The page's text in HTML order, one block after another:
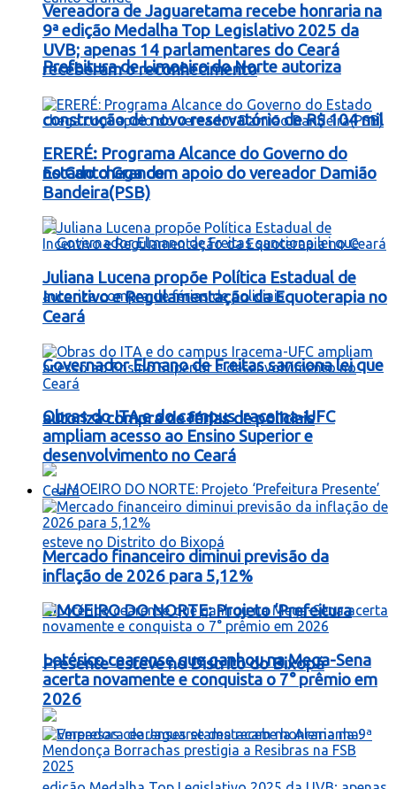
Prefeitura de Limoeiro do Norte autoriza
construção de novo reservatório de R$ 104 mil
no Canto Grande
Governador Elmano de Freitas sanciona lei que
autoriza compra de férias de policiais
LIMOEIRO DO NORTE: Projeto ‘Prefeitura
Presente’ esteve no Distrito do Bixopá
Vereadora de Jaguaretama recebe honraria na
9ª edição Medalha Top Legislativo 2025 da
UVB; apenas 14 parlamentares do Ceará
receberam o reconhecimento
ERERÉ: Programa Alcance do Governo do
Estado chega com apoio do vereador Damião
Bandeira(PSB)
Juliana Lucena propõe Política Estadual de
Incentivo e Regulamentação da Equoterapia no
Ceará
Obras do ITA e do campus Iracema-UFC
ampliam acesso ao Ensino Superior e
desenvolvimento no Ceará
Ceará
Mercado financeiro diminui previsão da
inflação de 2026 para 5,12%
Lotérico cearense que ganhou na Mega-Sena
acerta novamente e conquista o 7° prêmio em
2026